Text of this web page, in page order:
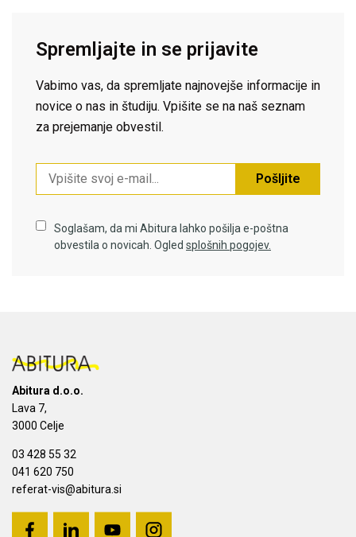
Spremljajte in se prijavite
Vabimo vas, da spremljate najnovejše informacije in
novice o nas in študiju. Vpišite se na naš seznam
za prejemanje obvestil.
Pošljite
Soglašam, da mi Abitura lahko pošilja e-poštna
obvestila o novicah. Ogled splošnih pogojev.
Abitura d.o.o.
Lava 7,
3000 Celje
03 428 55 32
041 620 750
referat-vis@abitura.si